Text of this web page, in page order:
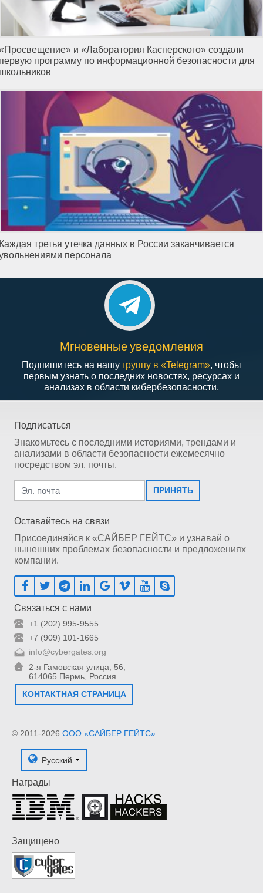
и «Лаборатория Касперского» создали
программу по информационной безопасности для
третья утечка данных в России заканчивается
персонала
Мгновенные уведомления
Подпишитесь на нашу группу в «Telegram», чтобы
первым узнать о последних новостях, ресурсах и
анализах в области кибербезопасности.
Подписаться
Знакомьтесь с последними историями, трендами и
анализами в области безопасности ежемесячно
посредством эл. почты.
ПРИНЯТЬ
Оставайтесь на связи
Присоединяйся к «САЙБЕР ГЕЙТС» и узнавай о
нынешних проблемах безопасности и предложениях
компании.
Связаться с нами
+1 (202) 995-9555
+7 (909) 101-1665
info@cybergates.org
2-я Гамовская улица, 56,
614065 Пермь, Россия
КОНТАКТНАЯ СТРАНИЦА
© 2011-2026 ООО «САЙБЕР ГЕЙТС»
Русский
Награды
Защищено